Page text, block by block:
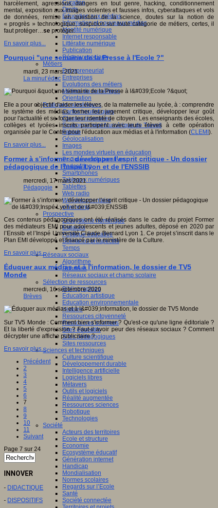
Curation
Droits
Education aux médias
Information et nouveaux médias
Identité numérique
Internet responsable
Littératie numérique
Publication
Réseaux sociaux
Métiers
Entrepreneuriat
Entreprises
Evolutions des métiers
Métiers du numérique
Orientation
Pratiques numériques
Cartes heuristiques
Classes inversées
Environnement Numérique de Travail
Fablab
Géolocalisation
Images
Les mondes virtuels en éducation
Pratiques collaboratives
Podcasting
Smartphones
Tableaux numériques
Tablettes
Web radio
Webdocumentaire
eTwinning
Prospective
Ecosystème numérique
Espaces
Politique éducative
Scénarios prospectifs
Temps
Réseaux sociaux
Algorithme
Données
Réseaux sociaux et champ scolaire
Sélection de ressources
Bibliographies
Education artistique
Education environnementale
Histoire
Ressources citoyenneté
Ressources sciences
Sites éducatifs
Sites pédagogiques
Sites ressources
Sciences et techniques
Culture scientifique
Développement durable
Intelligence artificielle
Logiciels libres
Métavers
Outils et logiciels
Réalité augmentée
Ressources sciences
Robotique
Technologies
Société
Acteurs des territoires
Ecole et structure
Economie
Ecosystème éducatif
Génération internet
Handicap
Mondialisation
Normes scolaires
Regards sur l’Ecole
Santé
Société connectée
harcèlement, agressions, dangers en tout genre, hacking, conditionnement
mental, exposition aux images violentes et fausses infos, cyberattaques et vols
de données, remise en question de la science, doutes sur la notion de
« progrès » technologique, suspicion sur toute catégorie de métiers, certes, il
faut protéger…se protéger.
En savoir plus...
Pourquoi "une semaine de la Presse à l'Ecole ?"
mardi, 23 mars 2021
La minut’éduc
Elle a pour objectif d'aider les élèves, de la maternelle au lycée, à : comprendre
le système des médias, former leur jugement critique, développer leur goût
pour l'actualité et se forger leur identité de citoyen. Les enseignants des écoles,
collèges et lycées inscrits participent avec leurs élèves à cette opération
organisée par le Centre pour l'éducation aux médias et à l'information (CLEMI ).
En savoir plus...
Former à s’informer : développer l’esprit critique - Un dossier
pédagogique de l'Inspé Lyon et de l'ENSSIB
mercredi, 17 mars 2021
Pédagogie
Ces contenus pédagogiques ont été réalisés dans le cadre du projet Former
des médiateurs EMI pour adolescents et jeunes adultes, déposé en 2020 par
l’Enssib et l’Inspé Université Claude Bernard Lyon 1. Ce projet s’inscrit dans le
Plan EMI développé et financé par le ministère de la Culture.
En savoir plus...
Éduquer aux médias et à l'information, le dossier de TV5
Monde
mercredi, 16 septembre 2020
Brèves
Sur TV5 Monde : Comment bien s'informer ? Qu'est-ce qu'une ligne éditoriale ?
Et la liberté d'expression ? Faut-il avoir peur des réseaux sociaux ? Comment
décrypter une affiche publicitaire ?
En savoir plus...
Précédent
2
3
4
5
6
7
8
9
10
11
Suivant
Page 7 sur 24
INNOVER
- DIDACTIQUE
- DISPOSITIFS